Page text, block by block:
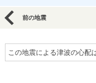
前の地震
この地震による津波の心配